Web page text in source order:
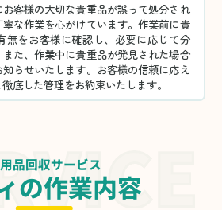
客様の大切な貴重品が誤って処分され
な作業を心がけています。作業前に貴
無をお客様に確認し、必要に応じて分
た、作業中に貴重品が発見された場合
らせいたします。お客様の信頼に応え
底した管理をお約束いたします。
品回収サービス
の作業内容